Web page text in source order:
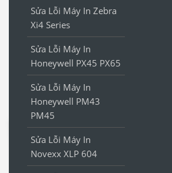
Sửa Lỗi Máy In Zebra
Xi4 Series
Sửa Lỗi Máy In
Honeywell PX45 PX65
Sửa Lỗi Máy In
Honeywell PM43
PM45
Sửa Lỗi Máy In
Novexx XLP 604